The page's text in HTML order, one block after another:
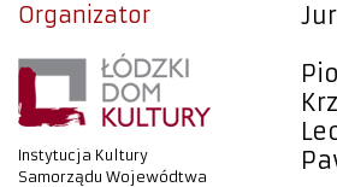
Organizator
Instytucja Kultury
Samorządu Wojewódtwa